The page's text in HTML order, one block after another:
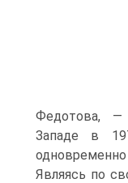
Федотова, —
Западе в
Являясь по